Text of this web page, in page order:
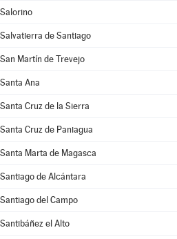
Salorino
Salvatierra de Santiago
San Martín de Trevejo
Santa Ana
Santa Cruz de la Sierra
Santa Cruz de Paniagua
Santa Marta de Magasca
Santiago de Alcántara
Santiago del Campo
Santibáñez el Alto